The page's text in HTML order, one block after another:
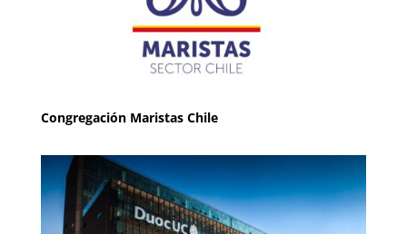
Congregación Maristas Chile